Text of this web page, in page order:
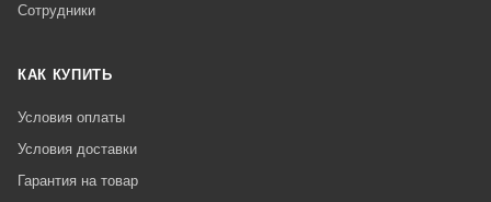
Сотрудники
КАК КУПИТЬ
Условия оплаты
Условия доставки
Гарантия на товар